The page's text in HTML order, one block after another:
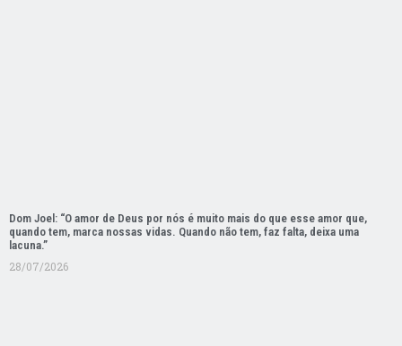
Dom Joel: “O amor de Deus por nós é muito mais do que esse amor que,
quando tem, marca nossas vidas. Quando não tem, faz falta, deixa uma
lacuna.”
28/07/2026